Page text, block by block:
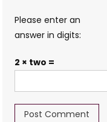
Please enter an
answer in digits:
2 × two =